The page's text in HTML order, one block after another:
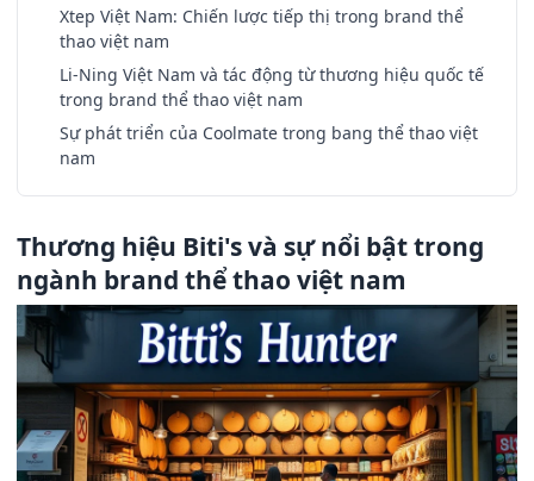
Xtep Việt Nam: Chiến lược tiếp thị trong brand thể
thao việt nam
Li-Ning Việt Nam và tác động từ thương hiệu quốc tế
trong brand thể thao việt nam
Sự phát triển của Coolmate trong bang thể thao việt
nam
Thương hiệu Biti's và sự nổi bật trong
ngành brand thể thao việt nam